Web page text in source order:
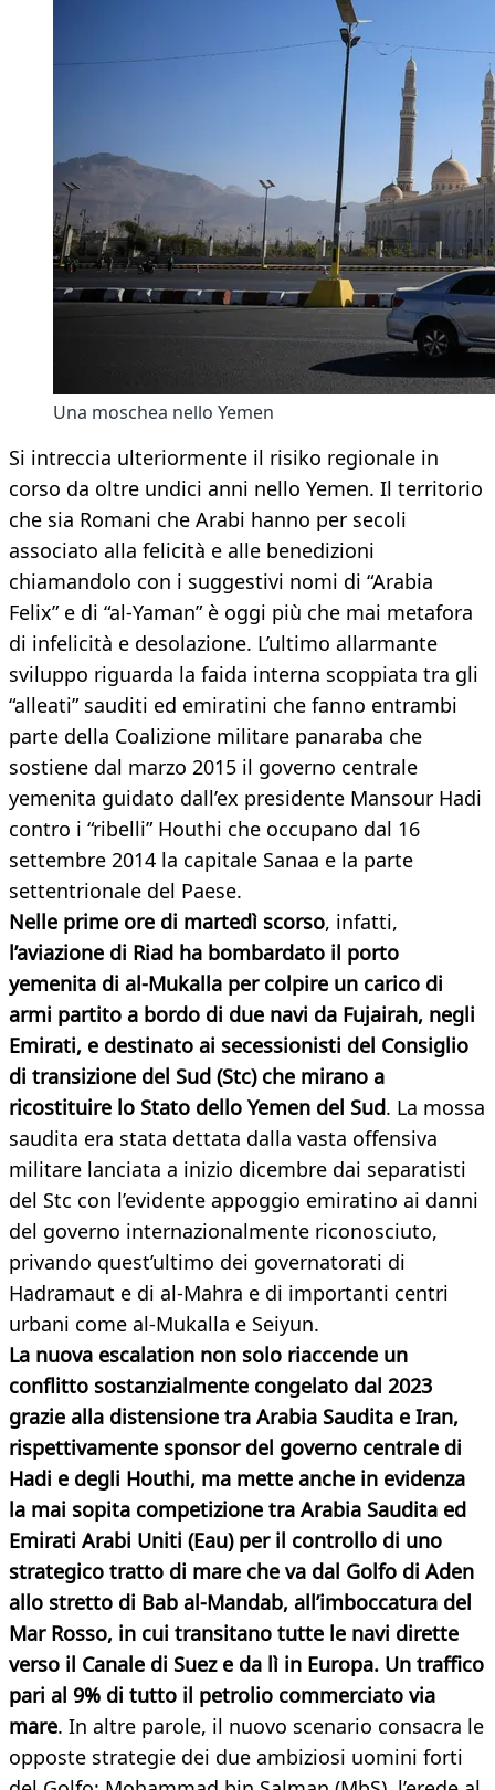
Una moschea nello Yemen
Si intreccia ulteriormente il risiko regionale in
corso da oltre undici anni nello Yemen. Il territorio
che sia Romani che Arabi hanno per secoli
associato alla felicità e alle benedizioni
chiamandolo con i suggestivi nomi di “Arabia
Felix” e di “al-Yaman” è oggi più che mai metafora
di infelicità e desolazione. L’ultimo allarmante
sviluppo riguarda la faida interna scoppiata tra gli
“alleati” sauditi ed emiratini che fanno entrambi
parte della Coalizione militare panaraba che
sostiene dal marzo 2015 il governo centrale
yemenita guidato dall’ex presidente Mansour Hadi
contro i “ribelli” Houthi che occupano dal 16
settembre 2014 la capitale Sanaa e la parte
settentrionale del Paese.
Nelle prime ore di martedì scorso, infatti,
l’aviazione di Riad ha bombardato il porto
yemenita di al-Mukalla per colpire un carico di
armi partito a bordo di due navi da Fujairah, negli
Emirati, e destinato ai secessionisti del Consiglio
di transizione del Sud (Stc) che mirano a
ricostituire lo Stato dello Yemen del Sud. La mossa
saudita era stata dettata dalla vasta offensiva
militare lanciata a inizio dicembre dai separatisti
del Stc con l’evidente appoggio emiratino ai danni
del governo internazionalmente riconosciuto,
privando quest’ultimo dei governatorati di
Hadramaut e di al-Mahra e di importanti centri
urbani come al-Mukalla e Seiyun.
La nuova escalation non solo riaccende un
conflitto sostanzialmente congelato dal 2023
grazie alla distensione tra Arabia Saudita e Iran,
rispettivamente sponsor del governo centrale di
Hadi e degli Houthi, ma mette anche in evidenza
la mai sopita competizione tra Arabia Saudita ed
Emirati Arabi Uniti (Eau) per il controllo di uno
strategico tratto di mare che va dal Golfo di Aden
allo stretto di Bab al-Mandab, all’imboccatura del
Mar Rosso, in cui transitano tutte le navi dirette
verso il Canale di Suez e da lì in Europa. Un traffico
pari al 9% di tutto il petrolio commerciato via
mare. In altre parole, il nuovo scenario consacra le
opposte strategie dei due ambiziosi uomini forti